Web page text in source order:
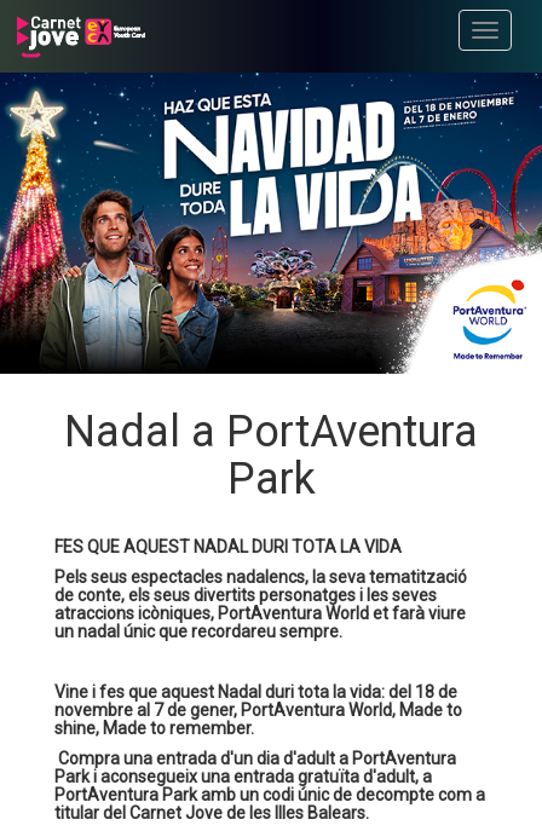
Toggle
Nadal a PortAventura
Park
FES QUE AQUEST NADAL DURI TOTA LA VIDA
Pels seus espectacles nadalencs, la seva tematització
de conte, els seus divertits personatges i les seves
atraccions icòniques, PortAventura World et farà viure
un nadal únic que recordareu sempre.
Vine i fes que aquest Nadal duri tota la vida: del 18 de
novembre al 7 de gener, PortAventura World, Made to
shine, Made to remember.
Compra una entrada d'un dia d'adult a PortAventura
Park i aconsegueix una entrada gratuïta d'adult, a
PortAventura Park amb un codi únic de decompte com a
titular del Carnet Jove de les Illes Balears.